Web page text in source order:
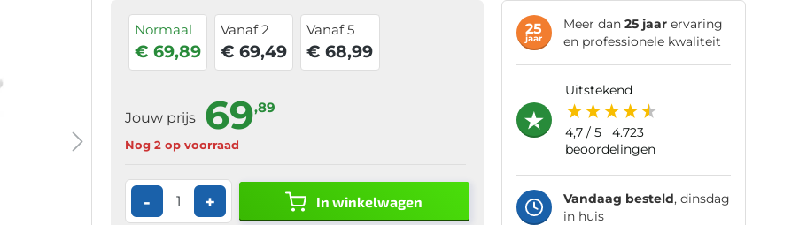
Normaal
€ 69,89
Vanaf 2
€ 69,49
Vanaf 5
€ 68,99
Jouw prijs 69,89
Nog 2 op voorraad
- + In winkelwagen
25
jaar
Meer dan 25 jaarervaring
en professionele kwaliteit
uitstekend
4,7/ 5
4.723
beoordelingen
Vandaag besteld, dinsdag
in huis